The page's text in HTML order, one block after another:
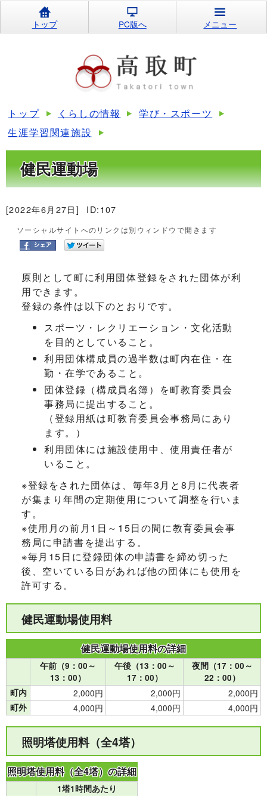
トップ PC版へ メニュー
トップ くらしの情報
学び・スポーツ
生涯学習関連施設
健民運動場
[2022年6月27日] ID:107
ソーシャルサイトへのリンクは別ウィンドウで開きます
原則として町に利用団体登録をされた団体が利
用できます。
登録の条件は以下のとおりです。
スポーツ・レクリエーション・文化活動
を目的としていること。
利用団体構成員の過半数は町内在住・在
勤・在学であること。
団体登録（構成員名簿）を町教育委員会
事務局に提出すること。
（登録用紙は町教育委員会事務局にあり
ます。）
利用団体には施設使用中、使用責任者が
いること。
※登録をされた団体は、毎年3月と8月に代表者
が集まり年間の定期使用について調整を行いま
す。
※使用月の前月1日～15日の間に教育委員会事
務局に申請書を提出する。
※毎月15日に登録団体の申請書を締め切った
後、空いている日があれば他の団体にも使用を
許可する。
健民運動場使用料
健民運動場使用料の詳細
午前（9：00～
13：00）
午後（13：00～
17：00）
夜間（17：00～
22：00）
町内
2,000円 2,000円 2,000円
町外 4,000円 4,000円 4,000円
照明塔使用料（全4塔）
照明塔使用料（全4塔）の詳細
1塔1時間あたり